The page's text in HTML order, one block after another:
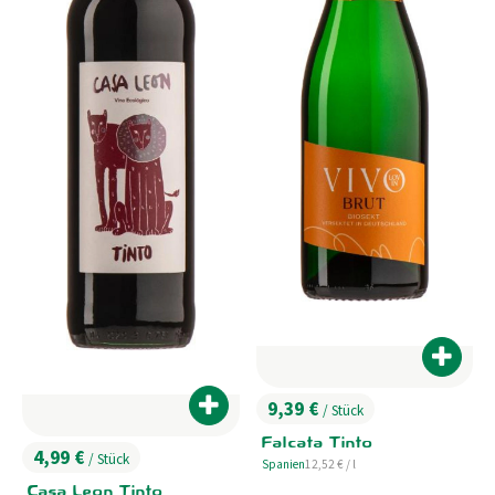
, Preis:
4,99 € / Stück
Casa Leon Tinto
Produkt zum Warenkorb hinzufügen
, Preis:
9,39 € / Stück
Falcata Tinto
, Herkunft:
Spanien, Referenzpreis:
12,52 € / l